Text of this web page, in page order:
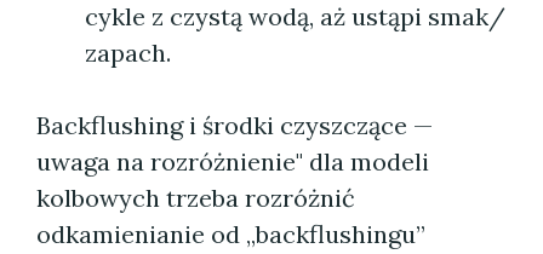
cykle z czystą wodą, aż ustąpi smak/
zapach.
Backflushing i środki czyszczące —
uwaga na rozróżnienie" dla modeli
kolbowych trzeba rozróżnić
odkamienianie od „backflushingu”